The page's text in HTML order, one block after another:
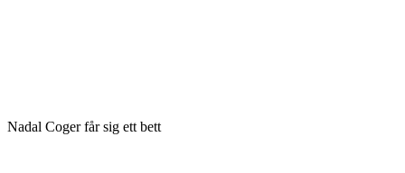
Nadal Coger får sig ett bett